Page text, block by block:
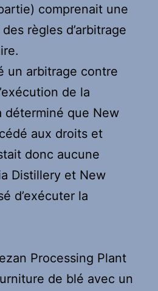
comprenait une
règles d’arbitrage
un arbitrage contre
de la
déterminé que New
aux droits et
donc aucune
Distillery et New
d’exécuter la
Processing Plant
de blé avec un